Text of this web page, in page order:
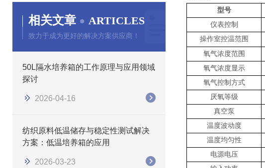
相关文章 ARTICLES
致力于成为更好的解决方案供应商！
50L隔水培养箱的工作原理与应用领域
探讨
2026-04-16
纺织原料低温储存与稳定性测试解决
方案：低温培养箱的应用
2026-03-23
型号
仪表控制
操作室控温范围
氧气浓度范围
氧气浓度显示
氧气控制方式
厌氧等级
真空泵
温度波动度
温度均匀性
电源电压